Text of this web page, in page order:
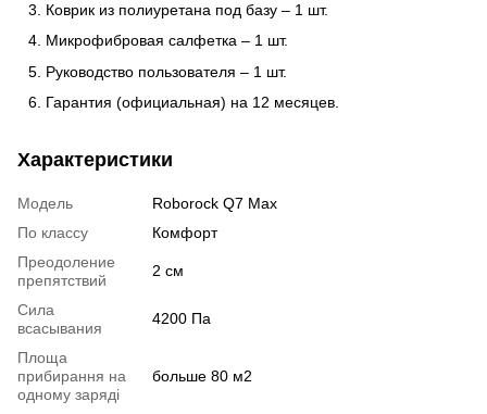
Коврик из полиуретана под базу – 1 шт.
Микрофибровая салфетка – 1 шт.
Руководство пользователя – 1 шт.
Гарантия (официальная) на 12 месяцев.
Характеристики
Модель
Roborock Q7 Max
По классу
Комфорт
Преодоление
препятствий
2 см
Сила
всасывания
4200 Па
Площа
прибирання на
одному заряді
больше 80 м2